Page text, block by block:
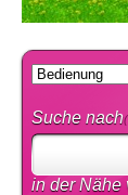
Suche nach
in der Nähe